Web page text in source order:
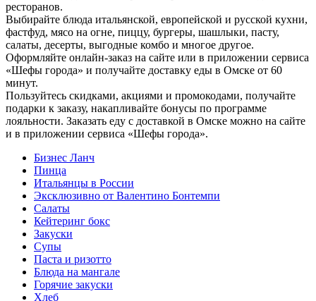
ресторанов.
Выбирайте блюда итальянской, европейской и русской кухни,
фастфуд, мясо на огне, пиццу, бургеры, шашлыки, пасту,
салаты, десерты, выгодные комбо и многое другое.
Оформляйте онлайн-заказ на сайте или в приложении сервиса
«Шефы города» и получайте доставку еды в Омске от 60
минут.
Пользуйтесь скидками, акциями и промокодами, получайте
подарки к заказу, накапливайте бонусы по программе
лояльности. Заказать еду с доставкой в Омске можно на сайте
и в приложении сервиса «Шефы города».
Бизнес Ланч
Пинца
Итальянцы в России
Эксклюзивно от Валентино Бонтемпи
Салаты
Кейтеринг бокс
Закуски
Супы
Паста и ризотто
Блюда на мангале
Горячие закуски
Хлеб